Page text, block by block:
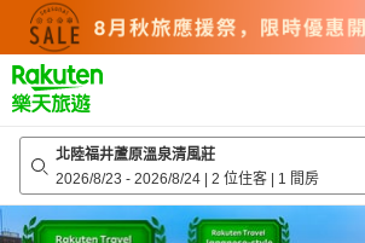
top
page
北陸福井蘆原溫泉清風莊
2026/8/23 - 2026/8/24 | 2 位住客 | 1 間房